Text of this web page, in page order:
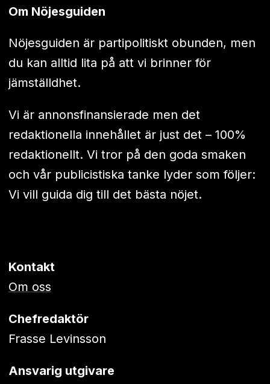
Om Nöjesguiden
Nöjesguiden är partipolitiskt obunden, men
du kan alltid lita på att vi brinner för
jämställdhet.
Vi är annonsfinansierade men det
redaktionella innehållet är just det – 100%
redaktionellt. Vi tror på den goda smaken
och vår publicistiska tanke lyder som följer:
Vi vill guida dig till det bästa nöjet.
Kontakt
Om oss
Chefredaktör
Frasse Levinsson
Ansvarig utgivare